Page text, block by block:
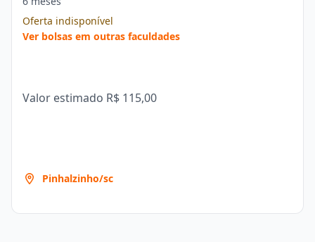
Oferta indisponível
Ver bolsas em outras faculdades
Valor estimado R$ 115,00
Pinhalzinho/sc